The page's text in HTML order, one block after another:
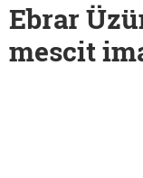
Ebrar
mescit